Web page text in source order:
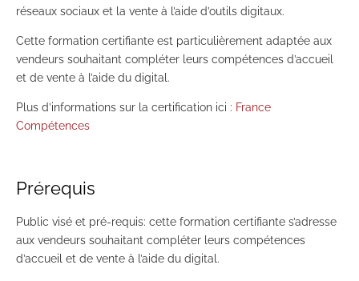
réseaux sociaux et la vente à l’aide d’outils digitaux.
Cette formation certifiante est particulièrement adaptée aux
vendeurs souhaitant compléter leurs compétences d’accueil
et de vente à l’aide du digital.
Plus d’informations sur la certification ici : France
Compétences
Prérequis
Public visé et pré-requis: cette formation certifiante s’adresse
aux vendeurs souhaitant compléter leurs compétences
d’accueil et de vente à l’aide du digital.